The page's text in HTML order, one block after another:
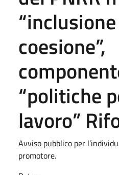
coesione”,
“politiche
lavoro”
Avviso pubblico per
promotore.